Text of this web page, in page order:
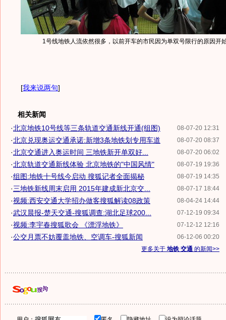
1号线地铁人流依然很多，以前开车的市民因为单双号限行的原因开
[我来说两句]
相关新闻
08-07-20 12:31
·北京地铁10号线等三条轨道交通新线开通(组图)
08-07-20 08:37
·北京兑现奥运交通承诺:新增3条地铁划专用车道
08-07-20 06:02
·北京交通进入奥运时间 三地铁新开单双好...
08-07-19 19:36
·北京轨道交通新线体验 北京地铁的"中国风情"
08-07-19 14:35
·组图:地铁十号线今启动 搜狐记者全面揭秘
08-07-17 18:44
·三地铁新线周末启用 2015年建成新北京交...
08-04-24 14:44
·视频:西安交通大学招办做客搜狐解读08政策
07-12-19 09:34
·武汉晨报-楚天交通-搜狐调查:湖北足球200...
07-12-12 12:16
·视频:李宇春搜狐歌会 《漂浮地铁》
06-12-06 00:20
·公交月票不妨覆盖地铁、空调车-搜狐新闻
更多关于 地铁 交通 的新闻>>